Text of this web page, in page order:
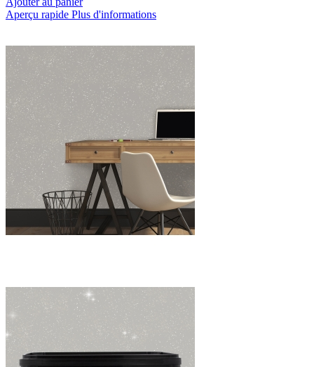
Aperçu rapide Plus d'informations